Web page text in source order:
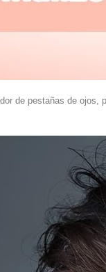
de pestañas de ojos,